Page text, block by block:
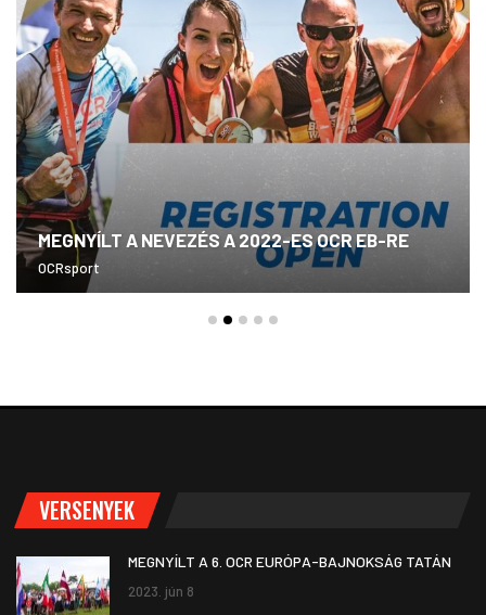
MEGNYÍLT A NEVEZÉS A 2022-ES OCR EB-RE
OCRsport
VERSENYEK
MEGNYÍLT A 6. OCR EURÓPA-BAJNOKSÁG TATÁN
2023. jún 8